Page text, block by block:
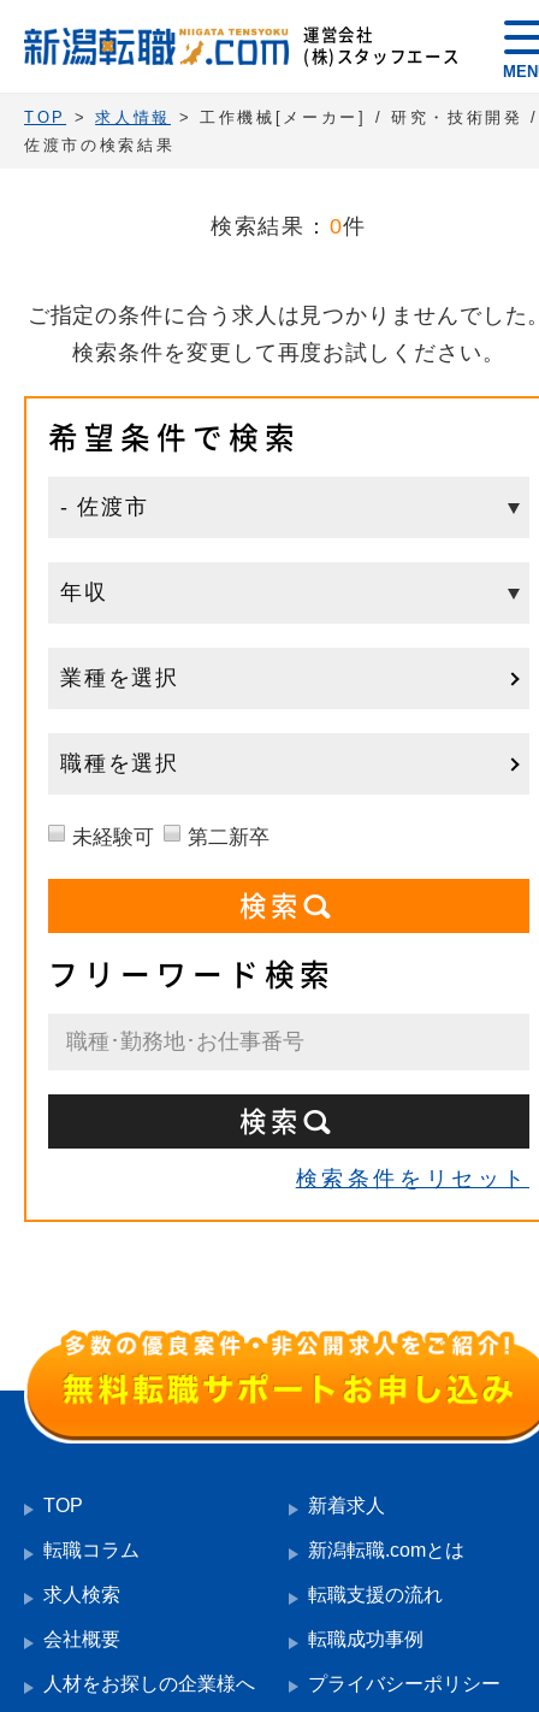
運営会社
(株)スタッフエース
TOP >求人情報
> 工作機械[メーカー] / 研究・技術開発 /
佐渡市の検索結果
検索結果： 0件
ご指定の条件に合う求人は見つかりませんでした
検索条件を変更して再度お試しください。
希望条件で検索
業種を選択
職種を選択
未経験可 第二新卒
フリーワード検索
検索条件をリセット
TOP 新着求人
転職コラム 新潟転職.comとは
求人検索 転職支援の流れ
会社概要 転職成功事例
人材をお探しの企業様へ プライバシーポリシー